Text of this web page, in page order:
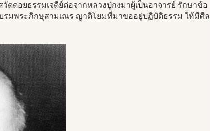
ดดอยธรรมเจดีย์ต่อจากหลวงปู่กงมาผู้เป็นอาจารย์ รักษาข้อ
รมพระภิกษุสามเณร ญาติโยมที่มาขออยู่ปฏิบัติธรรม ให้มีศีล